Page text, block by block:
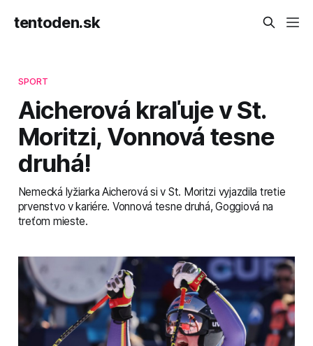
tentoden.sk
SPORT
Aicherová kraľuje v St.
Moritzi, Vonnová tesne
druhá!
Nemecká lyžiarka Aicherová si v St. Moritzi vyjazdila tretie
prvenstvo v kariére. Vonnová tesne druhá, Goggiová na
treťom mieste.